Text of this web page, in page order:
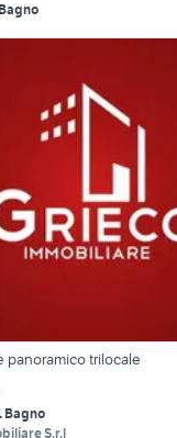
panoramico trilocale
Bagno
S.r.l